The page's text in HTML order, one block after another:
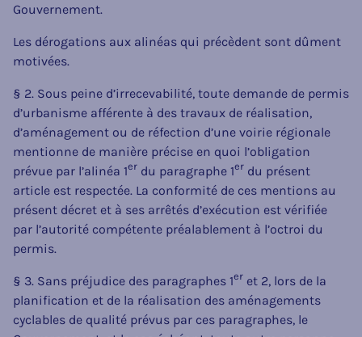
Gouvernement.
Les dérogations aux alinéas qui précèdent sont dûment
motivées.
§ 2. Sous peine d’irrecevabilité, toute demande de permis
d’urbanisme afférente à des travaux de réalisation,
d’aménagement ou de réfection d’une voirie régionale
mentionne de manière précise en quoi l’obligation
prévue par l’alinéa 1er du paragraphe 1er du présent
article est respectée. La conformité de ces mentions au
présent décret et à ses arrêtés d’exécution est vérifiée
par l’autorité compétente préalablement à l’octroi du
permis.
§ 3. Sans préjudice des paragraphes 1er et 2, lors de la
planification et de la réalisation des aménagements
cyclables de qualité prévus par ces paragraphes, le